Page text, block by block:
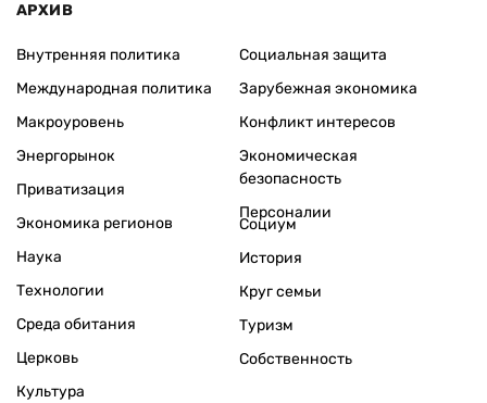
АРХИВ
Внутренняя политика
Международная политика
Макроуровень
Энергорынок
Приватизация
Экономика регионов
Социальная защита
Зарубежная экономика
Конфликт интересов
Экономическая
безопасность
Персоналии
Наука
Технологии
Среда обитания
Церковь
Культура
Социум
История
Круг семьи
Туризм
Собственность